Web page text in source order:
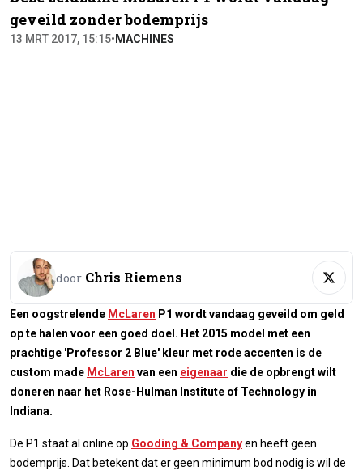
geveild zonder bodemprijs
13 MRT 2017, 15:15• MACHINES
door Chris Riemens
Een oogstrelende McLaren P1 wordt vandaag geveild om geld
op te halen voor een goed doel. Het 2015 model met een
prachtige 'Professor 2 Blue' kleur met rode accenten is de
custom made McLaren van een eigenaar die de opbrengt wilt
doneren naar het Rose-Hulman Institute of Technology in
Indiana.
De P1 staat al online op Gooding & Companyen heeft geen
bodemprijs. Dat betekent dat er geen minimum bod nodig is wil de